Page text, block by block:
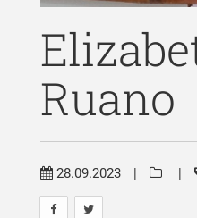
Pesquisa
Publicações
Blog
Ruano
28.09.2023 | |